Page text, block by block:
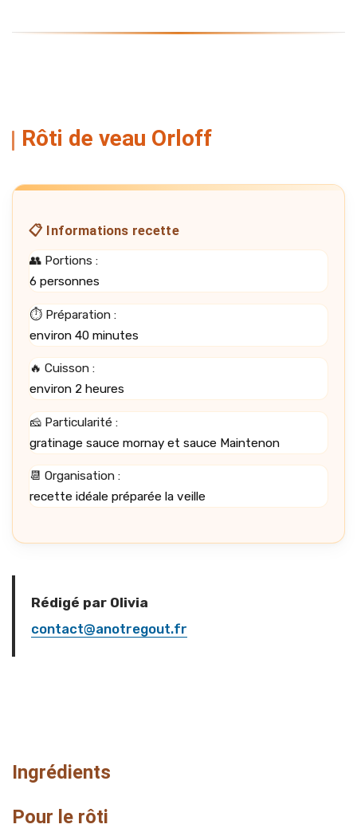
Rôti de veau Orloff
📋 Informations recette
👥 Portions :
6 personnes
⏱️ Préparation :
environ 40 minutes
🔥 Cuisson :
environ 2 heures
🧀 Particularité :
gratinage sauce mornay et sauce Maintenon
📆 Organisation :
recette idéale préparée la veille
Rédigé par Olivia
contact@anotregout.fr
Ingrédients
Pour le rôti